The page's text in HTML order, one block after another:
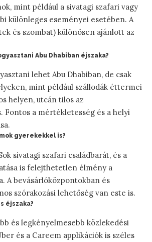
mint például a sivatagi szafari vagy
különleges eseményei esetében. A
és szombat) különösen ajánlott az
Abu Dhabiban éjszaka?
lehet Abu Dhabiban, de csak
mint például szállodák éttermei
helyen, utcán tilos az
Fontos a mértékletesség és a helyi
gyerekekkel is?
sivatagi szafari családbarát, és a
is felejthetetlen élmény a
A bevásárlóközpontokban és
szórakozási lehetőség van este is.
éjszaka?
és legkényelmesebb közlekedési
és a Careem applikációk is széles